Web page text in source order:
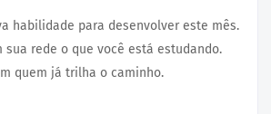
habilidade para desenvolver este mês.
sua rede o que você está estudando.
quem já trilha o caminho.